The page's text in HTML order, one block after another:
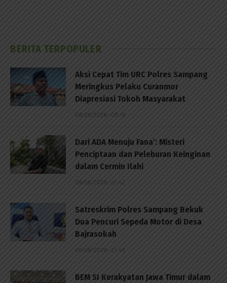
BERITA TERPOPULER
Aksi Cepat Tim URC Polres Sampang
Meringkus Pelaku Curanmor
Diapresiasi Tokoh Masyarakat
09/08/2026 - 08:18
Dari ADA Menuju Fana’: Misteri
Penciptaan dan Peleburan Keinginan
dalam Cermin Ilahi
09/08/2026 - 01:42
Satreskrim Polres Sampang Bekuk
Dua Pencuri Sepeda Motor di Desa
Bajrasokah
08/08/2026 - 21:48
BEM SI Kerakyatan Jawa Timur dalam